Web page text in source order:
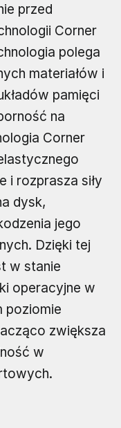
przed
Corner
polega
materiałów i
pamięci
na
Corner
i rozprasza siły
dysk,
jego
Dzięki tej
w stanie
operacyjne w
poziomie
zwiększa
w